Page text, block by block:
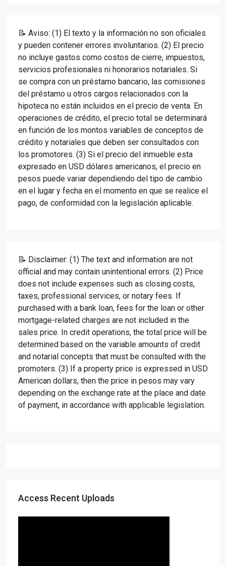
📝 Aviso: (1) El texto y la información no son oficiales
y pueden contener errores involuntarios. (2) El precio
no incluye gastos como costos de cierre, impuestos,
servicios profesionales ni honorarios notariales. Si
se compra con un préstamo bancario, las comisiones
del préstamo u otros cargos relacionados con la
hipoteca no están incluidos en el precio de venta. En
operaciones de crédito, el precio total se determinará
en función de los montos variables de conceptos de
crédito y notariales que deben ser consultados con
los promotores. (3) Si el precio del inmueble esta
expresado en USD dólares americanos, el precio en
pesos puede variar dependiendo del tipo de cambio
en el lugar y fecha en el momento en que se realice el
pago, de conformidad con la legislación aplicable.
📝 Disclaimer: (1) The text and information are not
official and may contain unintentional errors. (2) Price
does not include expenses such as closing costs,
taxes, professional services, or notary fees. If
purchased with a bank loan, fees for the loan or other
mortgage-related charges are not included in the
sales price. In credit operations, the total price will be
determined based on the variable amounts of credit
and notarial concepts that must be consulted with the
promoters. (3) If a property price is expressed in USD
American dollars, then the price in pesos may vary
depending on the exchange rate at the place and date
of payment, in accordance with applicable legislation.
Access Recent Uploads